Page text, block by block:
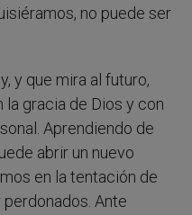
no puede ser
y que mira al futuro,
gracia de Dios y con
Aprendiendo de
abrir un nuevo
en la tentación de
Ante